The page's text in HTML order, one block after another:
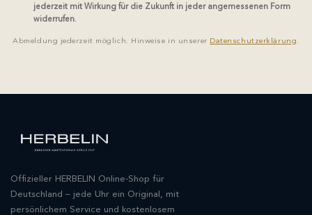
jederzeit mit Wirkung für die Zukunft in jeder angemessenen Form
widerrufen.
Abmeldung jederzeit möglich. Hinweise in unserer Datenschutzerklärung.
Offizieller HERBELIN Online-Shop für
Deutschland – jede Uhr ein Original, mit
persönlichem Service und kostenlosem